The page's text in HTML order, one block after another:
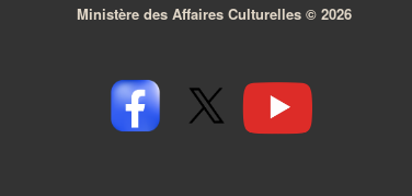
Ministère des Affaires Culturelles © 2026